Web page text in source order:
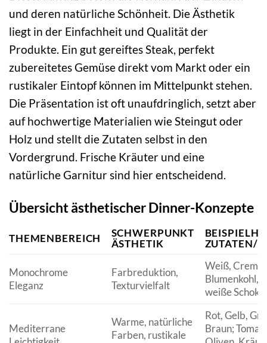
und deren natürliche Schönheit. Die Ästhetik
liegt in der Einfachheit und Qualität der
Produkte. Ein gut gereiftes Steak, perfekt
zubereitetes Gemüse direkt vom Markt oder ein
rustikaler Eintopf können im Mittelpunkt stehen.
Die Präsentation ist oft unaufdringlich, setzt aber
auf hochwertige Materialien wie Steingut oder
Holz und stellt die Zutaten selbst in den
Vordergrund. Frische Kräuter und eine
natürliche Garnitur sind hier entscheidend.
Übersicht ästhetischer Dinner-Konzepte
THEMENBEREICH
SCHWERPUNKT
ÄSTHETIK
ZUTATEN/
Monochrome
Eleganz
Farbreduktion,
Texturvielfalt
Weiß,
Blumenkohl,
weiße
Mediterrane
Warme, natürliche
Farben, rustikale
Rot, Gelb,
Braun;